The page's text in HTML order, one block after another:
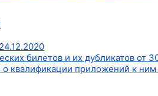
билетов и их дубликатов от
квалификации приложений к